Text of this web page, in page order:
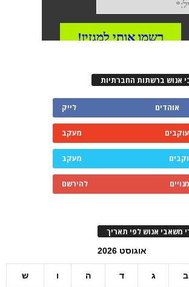
אנוש ברשתות החברתיות
אוהדים לייק
עוקבים מעקב
מעקב
מנויים להירשם
משאבי אנוש לפי תאריך
אוגוסט 2026
ב ג ד ה ו ש